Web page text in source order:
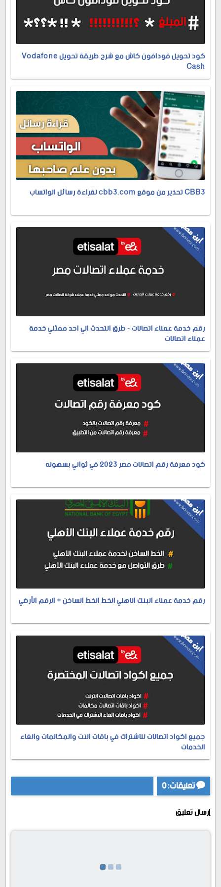
كود تحويل فودافون كاش مع شرح طريقة تحويل Vodafone
Cash
CBB3 تحذير من موقع cbb3.com لقراءة رسائل الواتساب
رقم خدمة عملاء اتصالات - طرق التحدث الي احد ممثلي خدمة
عملاء اتصالات
كود معرفة رقم اتصالات مصر 2023 في ثواني بسهوله
رقم خدمة عملاء البنك الاهلي الخط الخط الساخن + الرقم الأرضي
جميع اكواد اتصالات للاشتراك في باقات النت والمكالمات والغاء
الخدمات
تعليقات: 0
إرسال تعليق